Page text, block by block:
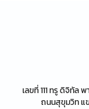
เลขที่ 111 ทรู ดิจิทัล
ถนนสุขุมวิท แ